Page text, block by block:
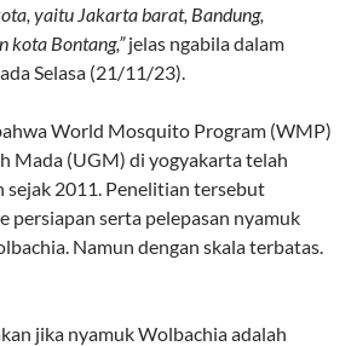
yaitu Jakarta barat, Bandung,
kota Bontang,”jelas ngabila dalam
Selasa (21/11/23).
World Mosquito Program (WMP)
Mada (UGM) di yogyakarta telah
sejak 2011. Penelitian tersebut
persiapan serta pelepasan nyamuk
Namun dengan skala terbatas.
jika nyamuk Wolbachia adalah